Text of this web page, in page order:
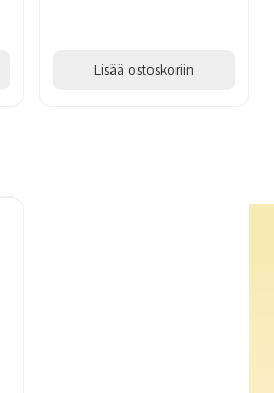
Lisää ostoskoriin